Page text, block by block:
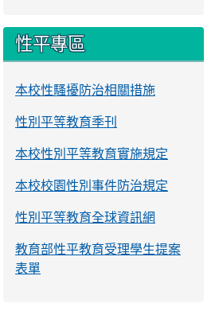
性平專區
本校性騷擾防治相關措施
性別平等教育季刊
本校性別平等教育實施規定
本校校園性別事件防治規定
性別平等教育全球資訊網
教育部性平教育受理學生提案
表單